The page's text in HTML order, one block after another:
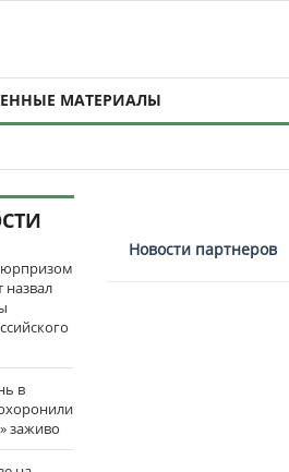
МАТЕРИАЛЫ
назвал
в
заживо
Новости партнеров